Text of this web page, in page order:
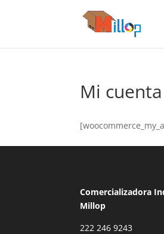
Mi cuenta
Comercializadora
Millop
222 246 9243